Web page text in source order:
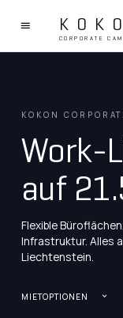
CORPORATE
KOKON
Work-
auf
Flexible
Infrastruktur. Alles
Liechtenstein.
MIETOPTIONEN